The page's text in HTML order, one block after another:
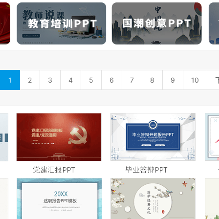
1 2 3 4 5 6 7 8 9 10